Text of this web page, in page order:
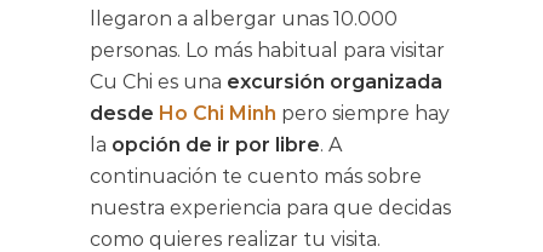
llegaron a albergar unas 10.000
personas. Lo más habitual para visitar
Cu Chi es una excursión organizada
desde Ho Chi Minh pero siempre hay
la opción de ir por libre. A
continuación te cuento más sobre
nuestra experiencia para que decidas
como quieres realizar tu visita.